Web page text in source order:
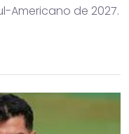
Americano de 2027.